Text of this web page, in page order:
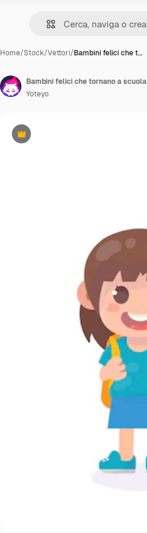
Home/Stock/Vettori/Bambini felici che t…
Premium
Bambini felici che tornano a scuola
Yoteyo